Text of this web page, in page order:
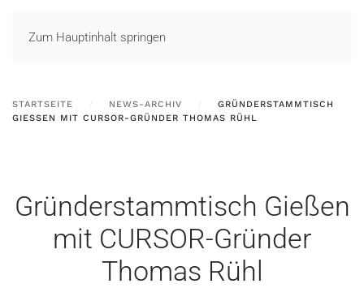
Zum Hauptinhalt springen
STARTSEITE NEWS-ARCHIV
GRÜNDERSTAMMTISCH
GIESSEN MIT CURSOR-GRÜNDER THOMAS RÜHL
Gründerstammtisch Gießen
mit CURSOR-Gründer
Thomas Rühl